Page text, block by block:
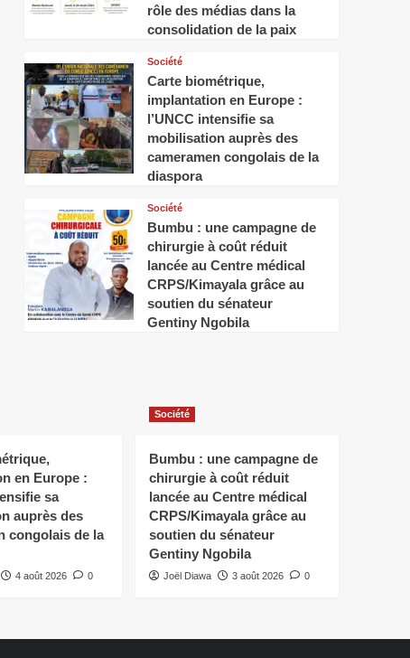
rôle des médias dans la
consolidation de la paix
Société
Carte biométrique,
implantation en Europe :
l’UNCC intensifie sa
mobilisation auprès des
cameramen congolais de la
diaspora
Société
Bumbu : une campagne de
chirurgie à coût réduit
lancée au Centre médical
CRPS/Kimayala grâce au
soutien du sénateur
Gentiny Ngobila
en Europe :
sa
auprès des
congolais de la
4 août 2026 0
Société
Bumbu : une campagne de
chirurgie à coût réduit
lancée au Centre médical
CRPS/Kimayala grâce au
soutien du sénateur
Gentiny Ngobila
Joël Diawa 3 août 2026 0